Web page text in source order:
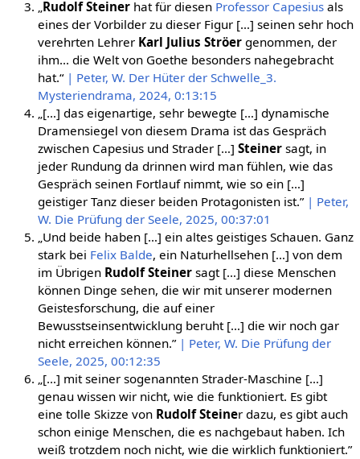
„Rudolf Steinerhat für diesen Professor Capesiusals
eines der Vorbilder zu dieser Figur […] seinen sehr hoch
verehrten Lehrer Karl Julius Ströergenommen, der
ihm... die Welt von Goethe besonders nahegebracht
hat.“ | Peter, W. Der Hüter der Schwelle_3.
Mysteriendrama, 2024, 0:13:15
„[…] das eigenartige, sehr bewegte […] dynamische
Dramensiegel von diesem Drama ist das Gespräch
zwischen Capesius und Strader […] Steinersagt, in
jeder Rundung da drinnen wird man fühlen, wie das
Gespräch seinen Fortlauf nimmt, wie so ein […]
geistiger Tanz dieser beiden Protagonisten ist.” | Peter,
W. Die Prüfung der Seele, 2025, 00:37:01
„Und beide haben […] ein altes geistiges Schauen. Ganz
stark bei Felix Balde, ein Naturhellsehen […] von dem
im Übrigen Rudolf Steinersagt […] diese Menschen
können Dinge sehen, die wir mit unserer modernen
Geistesforschung, die auf einer
Bewusstseinsentwicklung beruht […] die wir noch gar
nicht erreichen können.” | Peter, W. Die Prüfung der
Seele, 2025, 00:12:35
„[…] mit seiner sogenannten Strader-Maschine […]
genau wissen wir nicht, wie die funktioniert. Es gibt
eine tolle Skizze von Rudolf Steiner dazu, es gibt auch
schon einige Menschen, die es nachgebaut haben. Ich
weiß trotzdem noch nicht, wie die wirklich funktioniert.”